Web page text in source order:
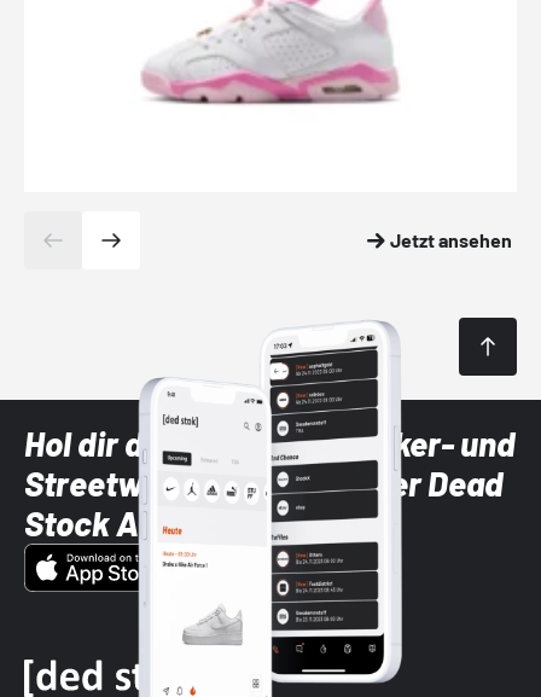
Jetzt ansehen
Hol dir die neuesten Sneaker- und
Streetwear-Brands mit der Dead
Stock App